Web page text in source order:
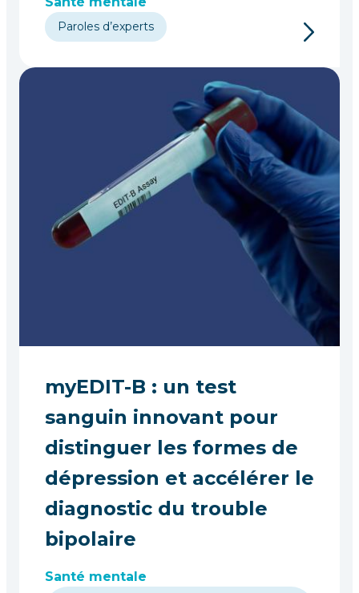
Paroles d’experts
myEDIT-B : un test
sanguin innovant pour
distinguer les formes de
dépression et accélérer le
diagnostic du trouble
bipolaire
Santé mentale